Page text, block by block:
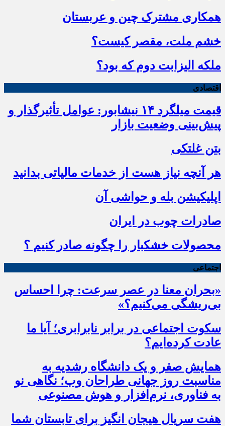
همکاری مشترک چین و عربستان
خشم ملت، مقصر کیست؟
ملکه الیزابت دوم که بود؟
اقتصادی
قیمت میلگرد ۱۴ نیشابور: عوامل تأثیرگذار و
پیش‌بینی وضعیت بازار
بتن غلتکی
هر آنچه نیاز هست از خدمات مالیاتی بدانید
اپلیکیشن بله و حواشی آن
صادرات چوب در ایران
محصولات خشکبار را چگونه صادر کنیم ؟
اجتماعی
«بحران معنا در عصر سرعت: چرا احساس
بی‌ریشگی می‌کنیم؟»
سکوت اجتماعی در برابر نابرابری؛ آیا ما
عادت کرده‌ایم؟
همایش صفر و یک دانشگاه رشدیه به
مناسبت روز جهانی طراحان وب؛ نگاهی نو
به فناوری، نرم‌افزار و هوش مصنوعی
هفت سریال هیجان انگیز برای تابستان شما